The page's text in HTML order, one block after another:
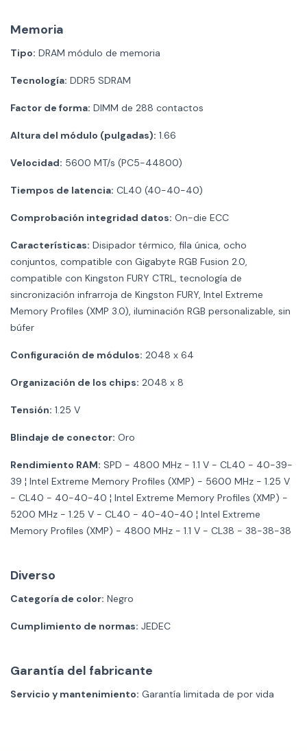
Memoria
Tipo: DRAM módulo de memoria
Tecnología: DDR5 SDRAM
Factor de forma: DIMM de 288 contactos
Altura del módulo (pulgadas): 1.66
Velocidad: 5600 MT/s (PC5-44800)
Tiempos de latencia: CL40 (40-40-40)
Comprobación integridad datos: On-die ECC
Características: Disipador térmico, fila única, ocho
conjuntos, compatible con Gigabyte RGB Fusion 2.0,
compatible con Kingston FURY CTRL, tecnología de
sincronización infrarroja de Kingston FURY, Intel Extreme
Memory Profiles (XMP 3.0), iluminación RGB personalizable, sin
búfer
Configuración de módulos: 2048 x 64
Organización de los chips: 2048 x 8
Tensión: 1.25 V
Blindaje de conector: Oro
Rendimiento RAM: SPD - 4800 MHz - 1.1 V - CL40 - 40-39-
39 ¦ Intel Extreme Memory Profiles (XMP) - 5600 MHz - 1.25 V
- CL40 - 40-40-40 ¦ Intel Extreme Memory Profiles (XMP) -
5200 MHz - 1.25 V - CL40 - 40-40-40 ¦ Intel Extreme
Memory Profiles (XMP) - 4800 MHz - 1.1 V - CL38 - 38-38-38
Diverso
Categoría de color: Negro
Cumplimiento de normas: JEDEC
Garantía del fabricante
Servicio y mantenimiento: Garantía limitada de por vida